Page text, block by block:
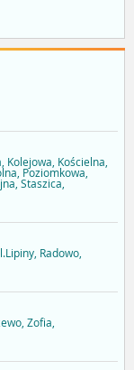
Kolejowa, Kościelna,
Poziomkowa,
Staszica,
Radowo,
Zofia,